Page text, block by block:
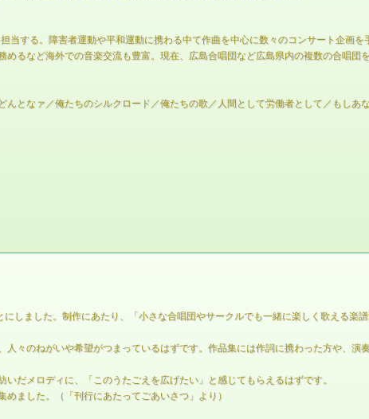
する。障害者運動や平和運動に携わる中て作曲を中心に数々のコンサート企画を
るなど海外での音楽交流も豊富。現在、広島合唱団など広島県内の複数の合唱団
なァ／俺たちのシルクロード／俺たちの歌／人間として労働者として／もしあ
しました。制作にあたり、「小さな合唱団やサークルでも一緒に楽しく歌える楽
々のねがいや希望がつまっているはずです。作品集には作詞に携わった方や、演
だメロディに、「このうたごえを広げたい」と感じてもらえるはずです。
ました。（「刊行にあたってごあいさつ」より）